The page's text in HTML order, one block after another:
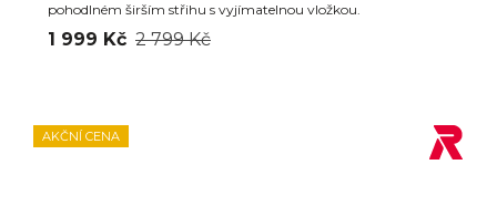
pohodlném širším střihu s vyjímatelnou vložkou.
1 999 Kč 2 799 Kč
AKČNÍ CENA